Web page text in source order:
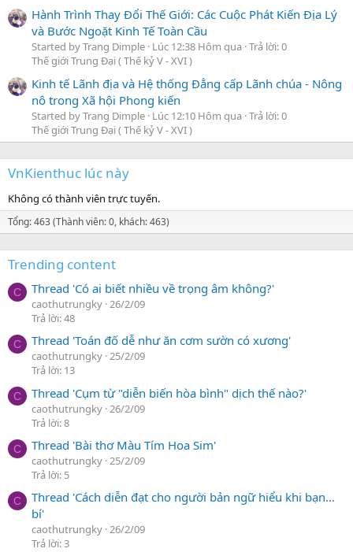
Hành Trình Thay Đổi Thế Giới: Các Cuộc Phát Kiến Địa Lý
và Bước Ngoặt Kinh Tế Toàn Cầu
Started by Trang Dimple Lúc 12:38 Hôm qua Trả lời: 0
Thế giới Trung Đại ( Thế kỷ V - XVI )
Kinh tế Lãnh địa và Hệ thống Đẳng cấp Lãnh chúa - Nông
nô trong Xã hội Phong kiến
Started by Trang Dimple Lúc 12:10 Hôm qua Trả lời: 0
Thế giới Trung Đại ( Thế kỷ V - XVI )
VnKienthuc lúc này
Không có thành viên trực tuyến.
Tổng: 463 (Thành viên: 0, khách: 463)
Trending content
C Thread 'Có ai biết nhiều về trọng âm không?'
caothutrungky 26/2/09
Trả lời: 48
C Thread 'Toán đố dễ như ăn cơm sườn có xương'
caothutrungky 25/2/09
Trả lời: 13
C Thread 'Cụm từ "diễn biến hòa bình" dịch thế nào?'
caothutrungky 26/2/09
Trả lời: 8
C Thread 'Bài thơ Màu Tím Hoa Sim'
caothutrungky 25/2/09
Trả lời: 5
C
Thread 'Cách diễn đạt cho người bản ngữ hiểu khi bạn…
bí'
caothutrungky 26/2/09
Trả lời: 3